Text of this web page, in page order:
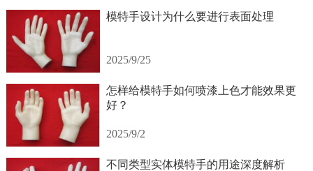
模特手设计为什么要进行表面处理
2025/9/25
怎样给模特手如何喷漆上色才能效果更
好？
2025/9/2
不同类型实体模特手的用途深度解析